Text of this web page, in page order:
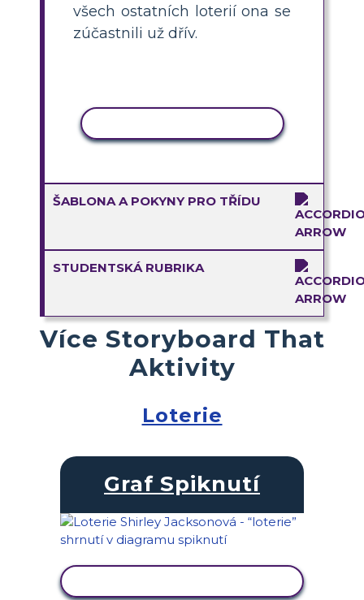
všech ostatních loterií ona se
zúčastnili už dřív.
ŠABLONA A POKYNY PRO TŘÍDU
STUDENTSKÁ RUBRIKA
Více Storyboard That
Aktivity
Loterie
Graf Spiknutí